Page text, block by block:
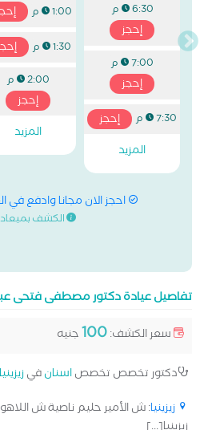
6:30 م
إحجز
7:00 م
إحجز
7:30 م
إحجز
المزيد
1:00 م
1:30 م
2:00 م
إحجز
المزيد
احجز الان مجانا وادفع في
الكشف
تفاصيل عيادة دكتور مصطفى فتحى
سعر الكشف:100جنيه
دكتور تخصص تخصصاسنانفيزيزينيا
زيزينيا: ش الأمير حليم ناصية ش